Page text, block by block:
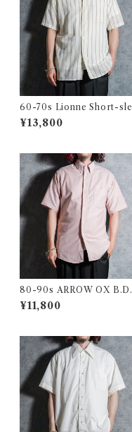
60-70s Lionne Short-
e Stripe Shirts フランス製
袖 ストライプ シャツ
¥13,800
80-90s ARROW OX B.D.
hirts アロー オックスフォー
ド 半袖 ボタンダウン シャツ
¥11,800